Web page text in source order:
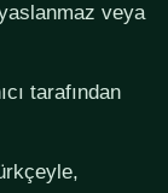
veya
tarafından